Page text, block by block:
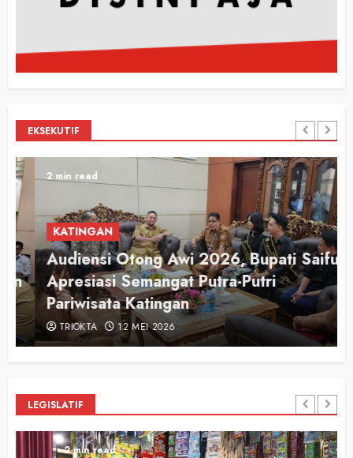
EKSEKUTIF
2 min read
KATINGAN
Audiensi Otong Awi 2026, Bupati Saiful
Apresiasi Semangat Putra-Putri
Pariwisata Katingan
TRIOKTA 12 MEI 2026
LEGISLATIF
2 min read